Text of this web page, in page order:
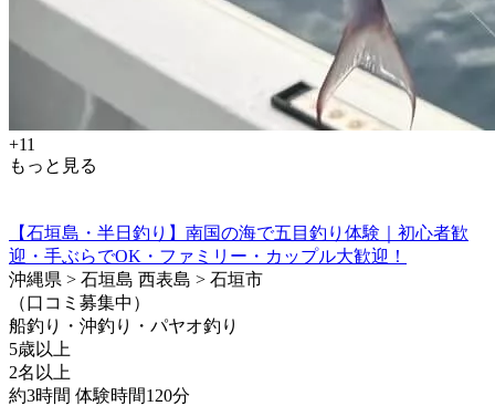
+11
もっと見る
【石垣島・半日釣り】南国の海で五目釣り体験｜初心者歓
迎・手ぶらでOK・ファミリー・カップル大歓迎！
沖縄県 > 石垣島 西表島 > 石垣市
（口コミ募集中）
船釣り・沖釣り・パヤオ釣り
5歳以上
2名以上
約3時間 体験時間120分